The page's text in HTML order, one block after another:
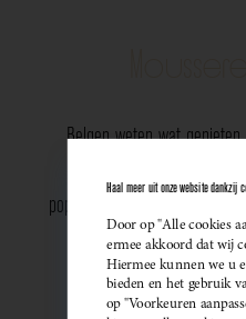
Belgen weten wat
populariteit van Belgische
kiezen ze bewust
sprankelend aperitief of
Haal meer uit onze website dankzij
Door op "Alle cookies
ermee akkoord dat wij
Hiermee kunnen we u
bieden en het gebruik
op "Voorkeuren